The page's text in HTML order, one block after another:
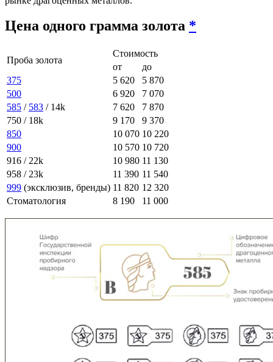
Цена одного грамма золота *
Проба золота
Стоимость
от
до
375
5 620
5 870
500
6 920
7 070
585 / 583 / 14k 7 620
7 870
750 / 18k
9 170
9 370
850
10 070 10 220
900
10 570 10 720
916 / 22k
10 980 11 130
958 / 23k
11 390 11 540
999 (эксклюзив, бренды) 11 820 12 320
Стоматология
8 190 11 000